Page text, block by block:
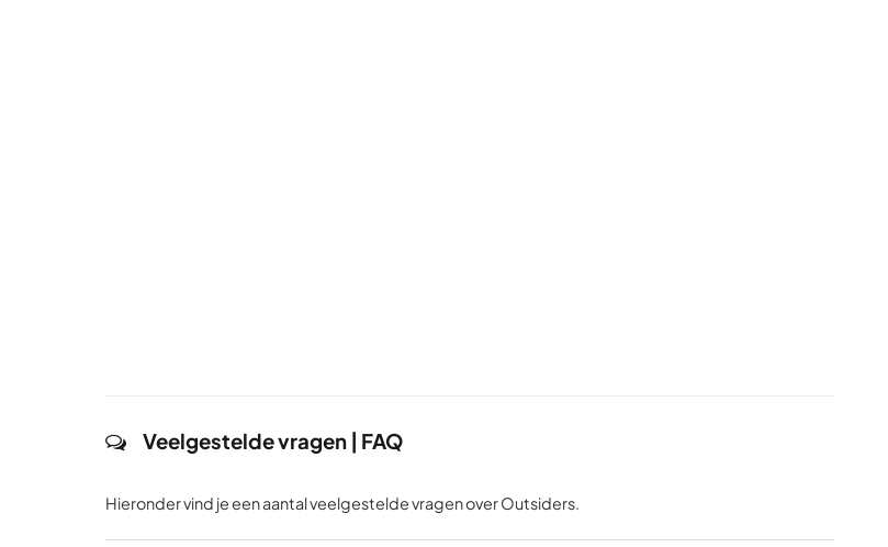
Veelgestelde vragen | FAQ
Hieronder vind je een aantal veelgestelde vragen over Outsiders.